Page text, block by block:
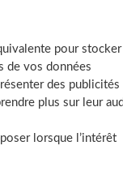
pour
de vos données
des publicités
plus sur leur
lorsque l’intérêt